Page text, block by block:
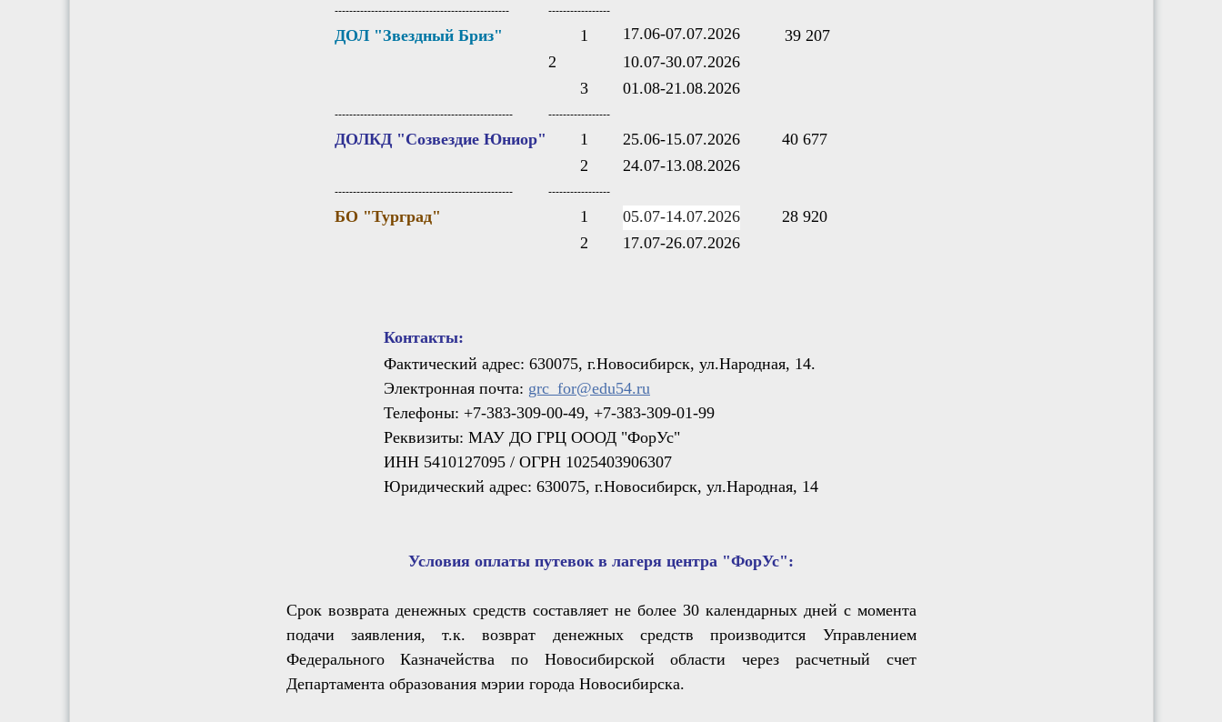
------------------------------------------------ -----------------
ДОЛ "Звездный Бриз" 1 17.06-07.07.2026
39 207
2
10.07-30.07.2026
3
01.08-21.08.2026
------------------------------------------------- -----------------
ДОЛКД "Созвездие Юниор" 1 25.06-15.07.2026
40 677
2
24.07-13.08.2026
------------------------------------------------- -----------------
БО "Турград" 1 05.07-14.07.2026
28 920
2
17.07-26.07.2026
Контакты:
Фактический адрес: 630075, г.Новосибирск, ул.Народная, 14.
Электронная почта: grc_for@edu54.ru
Телефоны: +7-383-309-00-49, +7-383-309-01-99
Реквизиты: МАУ ДО ГРЦ ОООД "ФорУс"
ИНН 5410127095 / ОГРН 1025403906307
Юридический адрес: 630075, г.Новосибирск, ул.Народная, 14
Условия оплаты путевок в лагеря центра "ФорУс":
Срок возврата денежных средств составляет не более 30 календарных дней с момента
подачи заявления, т.к. возврат денежных средств производится Управлением
Федерального Казначейства по Новосибирской области через расчетный счет
Департамента образования мэрии города Новосибирска.